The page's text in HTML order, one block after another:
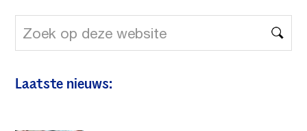
Zoek
op
deze
Laatste nieuws: